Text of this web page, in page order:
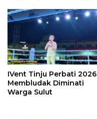
Perbati 2026
IVent Tinju Perbati 2026
Membludak Diminati
Warga Sulut